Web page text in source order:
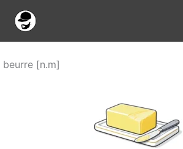
contenu
beurre [n.m]